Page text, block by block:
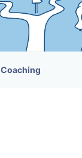
Coaching